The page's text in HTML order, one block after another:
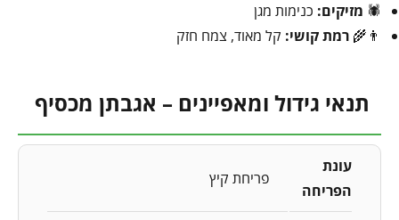
🕷️ מזיקים: כנימות מגן
👨‍🌾 רמת קושי: קל מאוד, צמח חזק
תנאי גידול ומאפיינים – אגבתן מכסיף
עונת
הפריחה
פריחת קיץ